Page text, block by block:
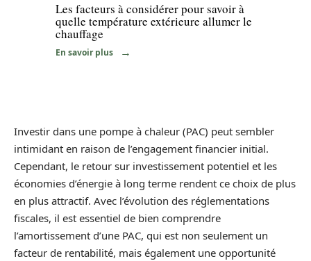
Les facteurs à considérer pour savoir à
quelle température extérieure allumer le
chauffage
En savoir plus
Investir dans une pompe à chaleur (PAC) peut sembler
intimidant en raison de l’engagement financier initial.
Cependant, le retour sur investissement potentiel et les
économies d’énergie à long terme rendent ce choix de plus
en plus attractif. Avec l’évolution des réglementations
fiscales, il est essentiel de bien comprendre
l’amortissement d’une PAC, qui est non seulement un
facteur de rentabilité, mais également une opportunité